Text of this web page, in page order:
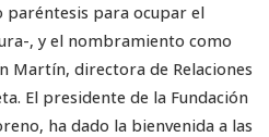
paréntesis para ocupar el
, y el nombramiento como
Martín, directora de Relaciones
El presidente de la Fundación
ha dado la bienvenida a las